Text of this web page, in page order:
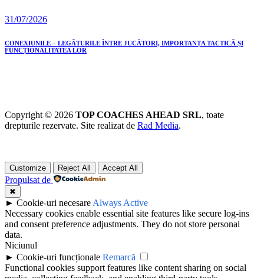
31/07/2026
CONEXIUNILE – LEGĂTURILE ÎNTRE JUCĂTORI, IMPORTANȚA TACTICĂ ȘI
FUNCȚIONALITATEA LOR
Copyright © 2026 TOP COACHES AHEAD SRL, toate
drepturile rezervate. Site realizat de Rad Media.
Customize Reject All Accept All
Propulsat de
✖
► Cookie-uri necesare Always Active
Necessary cookies enable essential site features like secure log-ins
and consent preference adjustments. They do not store personal
data.
Niciunul
► Cookie-uri funcționale Remarcă
Functional cookies support features like content sharing on social